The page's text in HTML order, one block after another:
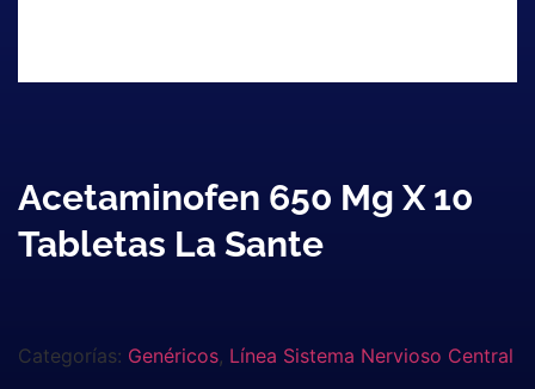
Acetaminofen 650 Mg X 10
Tabletas La Sante
Categorías: Genéricos, Línea Sistema Nervioso Central